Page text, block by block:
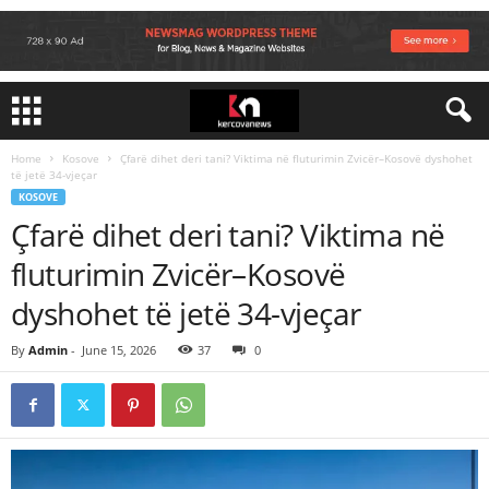
Home Kosove
Çfarë dihet deri tani? Viktima në fluturimin Zvicër–Kosovë dyshohet
të jetë 34-vjeçar
KOSOVE
Çfarë dihet deri tani? Viktima në
fluturimin Zvicër–Kosovë
dyshohet të jetë 34-vjeçar
By Admin - June 15, 2026 37 0